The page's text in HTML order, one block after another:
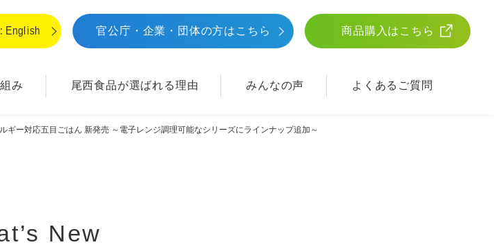
English 官公庁・企業・団体の方はこちら 商品購入はこちら
み 尾西食品が選ばれる理由 みんなの声 よくあるご質問
ギー対応五目ごはん 新発売 ～電子レンジ調理可能なシリーズにラインナップ追加～
New